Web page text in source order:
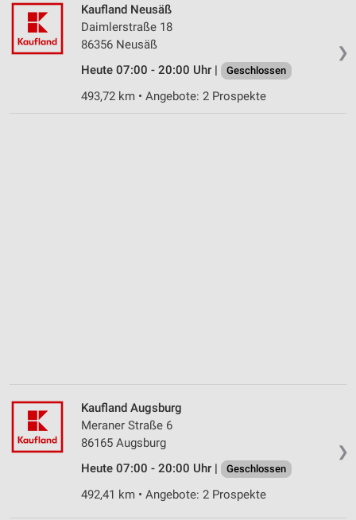
❯
Kaufland Neusäß
Daimlerstraße 18
86356 Neusäß
Heute 07:00 - 20:00 Uhr |
Geschlossen
493,72 km • Angebote: 2 Prospekte
❯
Kaufland Augsburg
Meraner Straße 6
86165 Augsburg
Heute 07:00 - 20:00 Uhr |
Geschlossen
492,41 km • Angebote: 2 Prospekte